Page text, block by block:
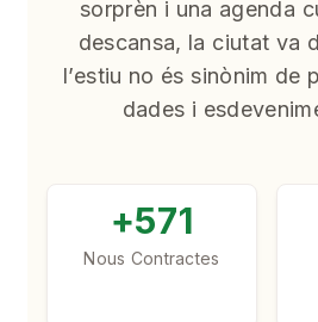
sorprèn i una agenda
descansa, la ciutat va
l’estiu no és sinònim de
dades i
+571
Nous Contractes